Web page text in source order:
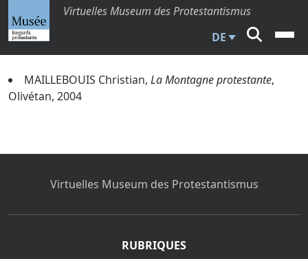
Virtuelles Museum des Protestantismus
DE
MAILLEBOUIS Christian, La Montagne protestante,
Olivétan, 2004
Virtuelles Museum des Protestantismus
RUBRIQUES